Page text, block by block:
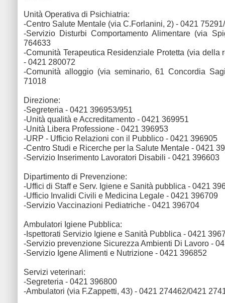
Unità Operativa di Psichiatria:
-Centro Salute Mentale (via C.Forlanini, 2) - 0421
-Servizio Disturbi Comportamento Alimentare (via
764633
-Comunità Terapeutica Residenziale Protetta (via della
- 0421 280072
-Comunità alloggio (via seminario, 61 Concordia
71018
Direzione:
-Segreteria - 0421 396953/951
-Unità qualità e Accreditamento - 0421 369951
-Unità Libera Professione - 0421 396953
-URP - Ufficio Relazioni con il Pubblico - 0421 396905
-Centro Studi e Ricerche per la Salute Mentale - 0421
-Servizio Inserimento Lavoratori Disabili - 0421 396603
Dipartimento di Prevenzione:
-Uffici di Staff e Serv. Igiene e Sanità pubblica - 0421
-Ufficio Invalidi Civili e Medicina Legale - 0421 396709
-Servizio Vaccinazioni Pediatriche - 0421 396704
Ambulatori Igiene Pubblica:
-Ispettorati Servizio Igiene e Sanità Pubblica - 0421
-Servizio prevenzione Sicurezza Ambienti Di Lavoro -
-Servizio Igene Alimenti e Nutrizione - 0421 396852
Servizi veterinari:
-Segreteria - 0421 396800
-Ambulatori (via F.Zappetti, 43) - 0421 274462/0421